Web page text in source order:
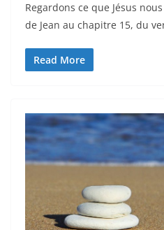
Regardons ce que Jésus
de Jean au chapitre 15, du
Read More